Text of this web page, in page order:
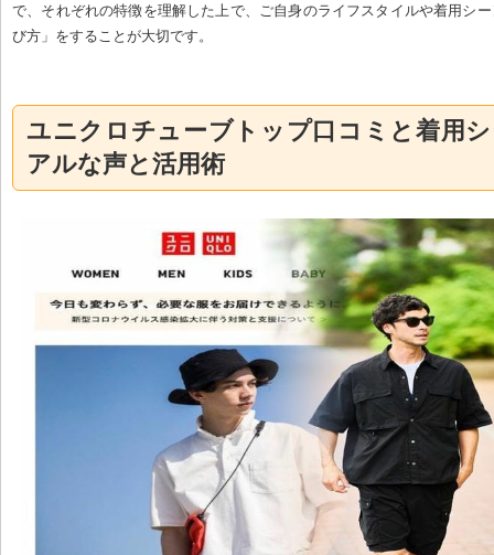
で、それぞれの特徴を理解した上で、ご自身のライフスタイルや着用シ
び方」をすることが大切です。
ユニクロチューブトップ口コミと着用
アルな声と活用術